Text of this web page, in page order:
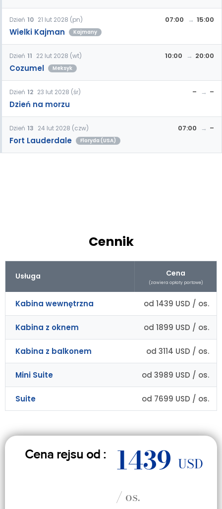
Dzień 10 21 lut 2028 (pn)
Wielki Kajman Kajmany
07:00 15:00
Dzień 11 22 lut 2028 (wt)
Cozumel Meksyk
10:00 20:00
Dzień 12 23 lut 2028 (śr)
Dzień na morzu
– –
Dzień 13 24 lut 2028 (czw)
Fort Lauderdale Floryda (USA)
07:00 –
Cennik
Usługa Cena
(zawiera opłaty portowe)
Kabina wewnętrzna od 1439 USD / os.
Kabina z oknem od 1899 USD / os.
Kabina z balkonem od 3114 USD / os.
Mini Suite od 3989 USD / os.
Suite od 7699 USD / os.
Cena rejsu od : 1439 USD
/ os.